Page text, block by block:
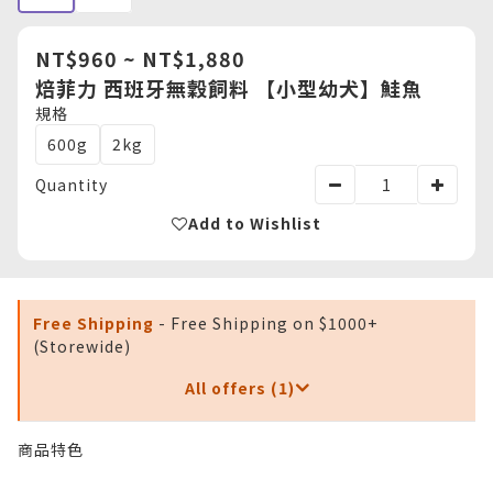
NT$960 ~ NT$1,880
焙菲力 西班牙無穀飼料 【小型幼犬】鮭魚
規格
600g
2kg
Quantity
Add to Wishlist
Free Shipping - Free Shipping on $1000+
(Storewide)
All offers (1)
商品特色